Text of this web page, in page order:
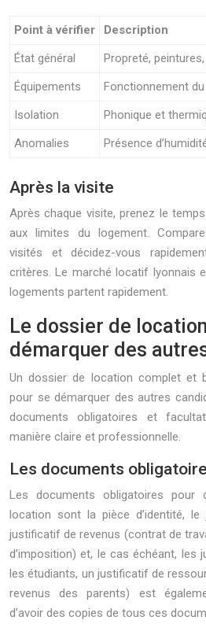
Point à vérifier
Description
État général
Propreté,
Équipements
Fonctionnement
Isolation
Phonique et
Anomalies
Présence
Après la visite
Après chaque visite, prenez le
aux limites du logement.
visités et décidez-vous
critères. Le marché locatif lyonnais
logements partent rapidement.
Le dossier de
démarquer des
Un dossier de location complet et
pour se démarquer des autres
documents obligatoires et
manière claire et professionnelle.
Les documents
Les documents obligatoires pour
location sont la pièce d’identité,
justificatif de revenus (contrat de
d’imposition) et, le cas échéant, les
les étudiants, un justificatif de
revenus des parents) est
d’avoir des copies de tous ces